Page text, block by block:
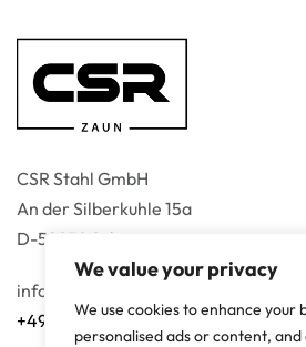
We value your privacy
We use cookies to enhance
personalised ads or content,
CSR Stahl GmbH
An der Silberkuhle 15a
D-58239 Schwerte
info@csr-zaun.de
+49 1511 1696710